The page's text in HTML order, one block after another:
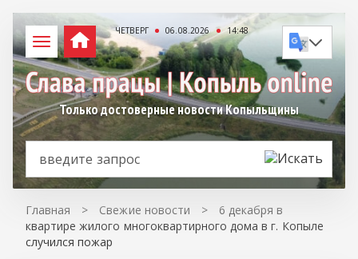
ЧЕТВЕРГ 06.08.2026 14:48
Только достоверные новости Копыльщины
Главная > Свежие новости >
6 декабря в
квартире жилого многоквартирного дома в г. Копыле
случился пожар